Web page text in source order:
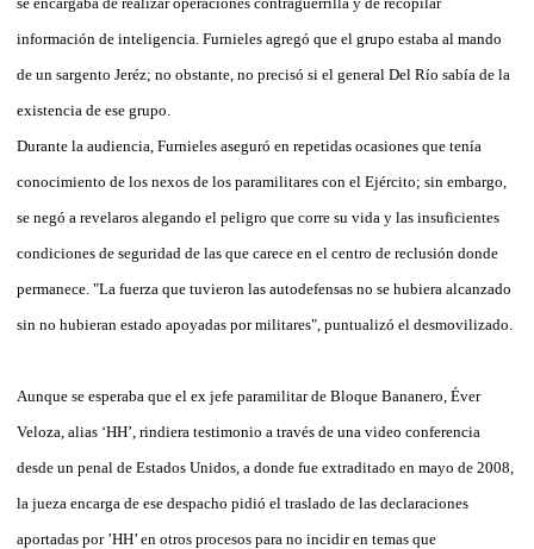
información de inteligencia. Furnieles agregó que el grupo estaba al mando
de un sargento Jeréz; no obstante, no precisó si el general Del Río sabía de la
existencia de ese grupo.
Durante la audiencia, Furnieles aseguró en repetidas ocasiones que tenía
conocimiento de los nexos de los paramilitares con el Ejército; sin embargo,
se negó a revelaros alegando el peligro que corre su vida y las insuficientes
condiciones de seguridad de las que carece en el centro de reclusión donde
permanece. "La fuerza que tuvieron las autodefensas no se hubiera alcanzado
sin no hubieran estado apoyadas por militares", puntualizó el desmovilizado.
Aunque se esperaba que el ex jefe paramilitar de Bloque Bananero, Éver
Veloza, alias ‘HH’, rindiera testimonio a través de una video conferencia
desde un penal de Estados Unidos, a donde fue extraditado en mayo de 2008,
la jueza encarga de ese despacho pidió el traslado de las declaraciones
aportadas por ’HH’ en otros procesos para no incidir en temas que